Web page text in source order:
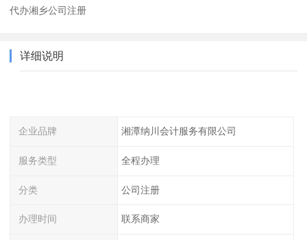
代办湘乡公司注册
详细说明
企业品牌 湘潭纳川会计服务有限公司
服务类型 全程办理
分类 公司注册
办理时间 联系商家